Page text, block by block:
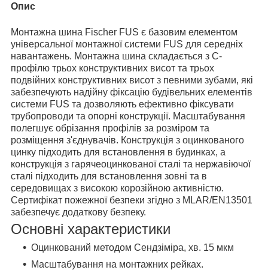
Опис
Монтажна шина Fischer FUS є базовим елементом
універсальної монтажної системи FUS для середніх
навантажень. Монтажна шина складається з С-
профілю трьох конструктивних висот та трьох
подвійних конструктивних висот з певними зубами, які
забезпечують надійну фіксацію будівельних елементів
системи FUS та дозволяють ефективно фіксувати
трубопроводи та опорні конструкції. Масштабування
полегшує обрізання профілів за розміром та
розміщення з'єднувачів. Конструкція з оцинкованого
цинку підходить для встановлення в будинках, а
конструкція з гарячеоцинкованої сталі та нержавіючої
сталі підходить для встановлення зовні та в
середовищах з високою корозійною активністю.
Сертифікат пожежної безпеки згідно з MLAR/EN13501
забезпечує додаткову безпеку.
Основні характеристики
Оцинкований методом Сендзіміра, хв. 15 мкм
Масштабування на монтажних рейках.